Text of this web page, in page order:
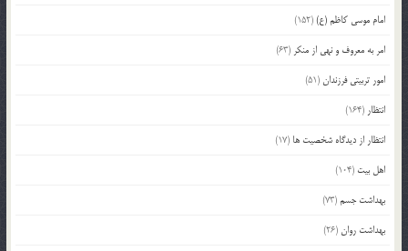
امام موسی کاظم (ع)(152)
امر به معروف و نهی از منکر (63)
امور تربیتی فرزندان(51)
انتظار (164)
انتظار از دیدگاه شخصیت ها (17)
اهل بیت (104)
بهداشت جسم(73)
بهداشت روان(26)